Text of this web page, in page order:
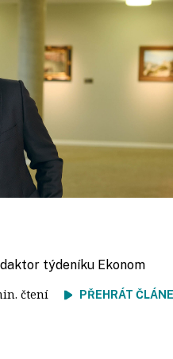
týdeníku Ekonom
čtení PŘEHRÁT